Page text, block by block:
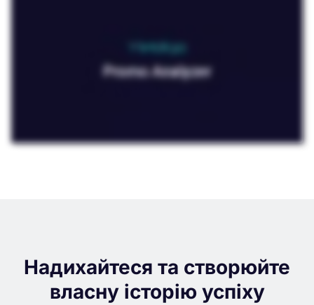
Надихайтеся та створюйте
власну історію успіху